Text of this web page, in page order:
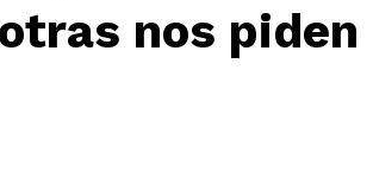
nos piden